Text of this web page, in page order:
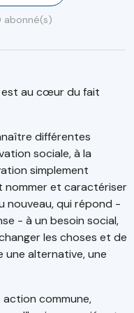
abonné(s)
est au cœur du fait
différentes
sociale, à la
simplement
nommer et caractériser
nouveau, qui répond -
- à un besoin social,
les choses et de
une alternative, une
action commune,